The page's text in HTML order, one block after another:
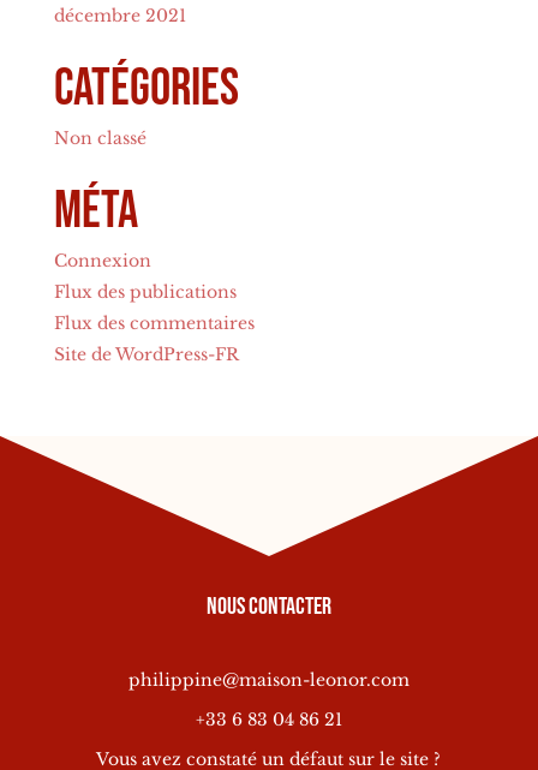
décembre 2021
Catégories
Non classé
Méta
Connexion
Flux des publications
Flux des commentaires
Site de WordPress-FR
Nous contacter
philippine@maison-leonor.com
+33 6 83 04 86 21
Vous avez constaté un défaut sur le site ?